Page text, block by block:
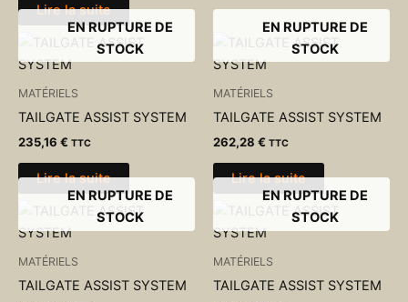
Lire la suite
EN RUPTURE DE
STOCK
MATÉRIELS
TAILGATE ASSIST SYSTEM
235,16 € TTC
Lire la suite
EN RUPTURE DE
STOCK
MATÉRIELS
TAILGATE ASSIST SYSTEM
262,28 € TTC
Lire la suite
EN RUPTURE DE
STOCK
MATÉRIELS
TAILGATE ASSIST SYSTEM
EN RUPTURE DE
STOCK
MATÉRIELS
TAILGATE ASSIST SYSTEM